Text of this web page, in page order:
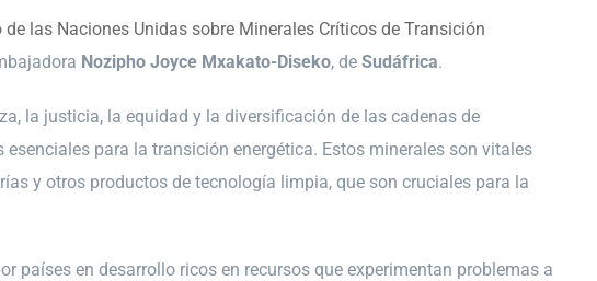
las Naciones Unidas sobre Minerales Críticos de Transición
Nozipho Joyce Mxakato-Diseko, de Sudáfrica.
la justicia, la equidad y la diversificación de las cadenas de
para la transición energética. Estos minerales son vitales
y otros productos de tecnología limpia, que son cruciales para la
países en desarrollo ricos en recursos que experimentan problemas a